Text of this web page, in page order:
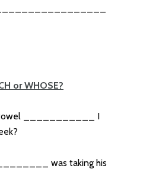
or WHOSE?
towel ___________ I
was taking his